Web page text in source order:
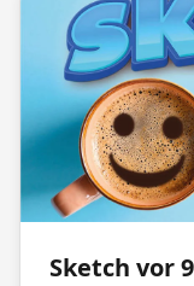
Sketch vor